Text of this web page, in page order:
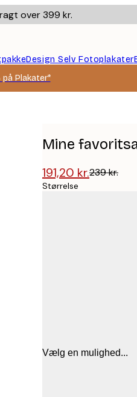
over 399 kr.
Design Selv Fotoplakater
Plakater*
Mine
191,20 kr.239 kr.
Størrelse
Vælg en mulighed...